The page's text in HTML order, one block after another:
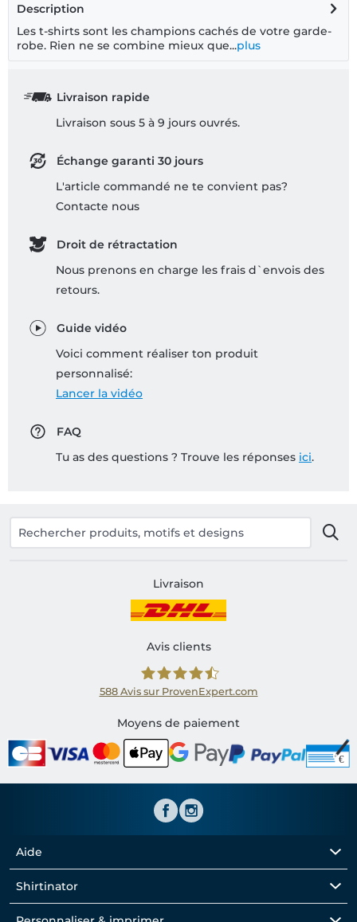
Description
Les t-shirts sont les champions cachés de votre garde-
robe. Rien ne se combine mieux que...plus
Livraison rapide
Livraison sous 5 à 9 jours ouvrés.
Échange garanti 30 jours
L'article commandé ne te convient pas?
Contacte nous
Droit de rétractation
Nous prenons en charge les frais d`envois des
retours.
Guide vidéo
Voici comment réaliser ton produit
personnalisé:
Lancer la vidéo
FAQ
Tu as des questions ? Trouve les réponses ici.
Livraison
Avis clients
Shirtinator FR
588 Avis sur ProvenExpert.com
Moyens de paiement
Aide
Shirtinator